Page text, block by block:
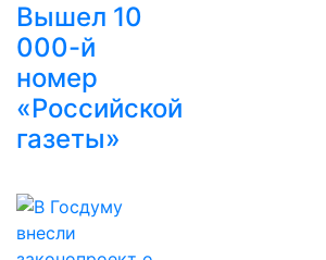
Вышел 10
000-й
номер
«Российской
газеты»